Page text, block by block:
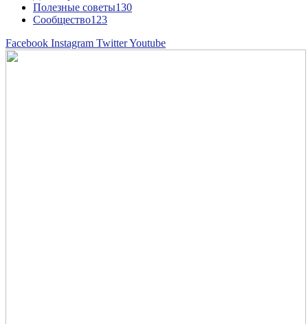
Полезные советы130
Сообщество123
Facebook Instagram TwitterYoutube